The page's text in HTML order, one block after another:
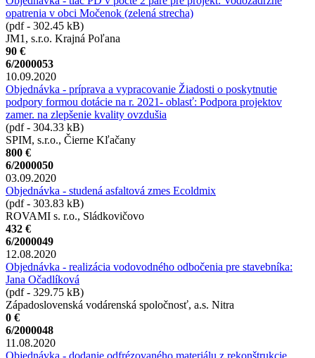
opatrenia v obci Močenok (zelená strecha)
(pdf - 302.45 kB)
JM1, s.r.o. Krajná Poľana
90 €
6/2000053
10.09.2020
Objednávka - príprava a vypracovanie Žiadosti o poskytnutie
podpory formou dotácie na r. 2021- oblasť: Podpora projektov
zamer. na zlepšenie kvality ovzdušia
(pdf - 304.33 kB)
SPIM, s.r.o., Čierne Kľačany
800 €
6/2000050
03.09.2020
Objednávka - studená asfaltová zmes Ecoldmix
(pdf - 303.83 kB)
ROVAMI s. r.o., Sládkovičovo
432 €
6/2000049
12.08.2020
Objednávka - realizácia vodovodného odbočenia pre stavebníka:
Jana Očadlíková
(pdf - 329.75 kB)
Západoslovenská vodárenská spoločnosť, a.s. Nitra
0 €
6/2000048
11.08.2020